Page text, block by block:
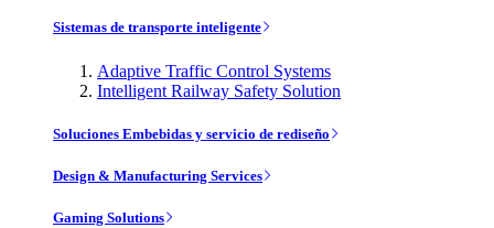
Sistemas de transporte inteligente
Adaptive Traffic Control Systems
Intelligent Railway Safety Solution
Soluciones Embebidas y servicio de rediseño
Design & Manufacturing Services
Gaming Solutions